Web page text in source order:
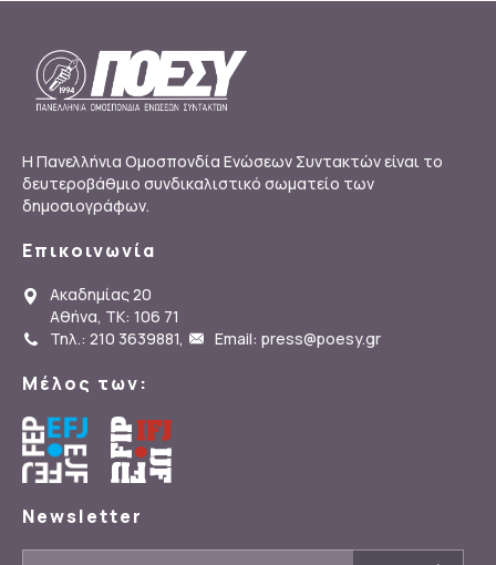
Η Πανελλήνια Ομοσπονδία Ενώσεων Συντακτών είναι το
δευτεροβάθμιο συνδικαλιστικό σωματείο των
δημοσιογράφων.
Επικοινωνία
Ακαδημίας 20
Αθήνα, ΤΚ: 106 71
Τηλ.: 210 3639881, Email: press@poesy.gr
Μέλος των:
Newsletter